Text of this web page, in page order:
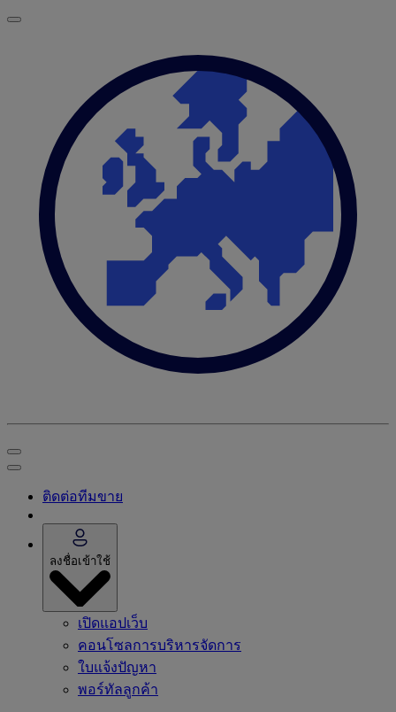
ติดต่อทีมขาย
ลงชื่อเข้าใช้
เปิดแอปเว็บ
คอนโซลการบริหารจัดการ
ใบแจ้งปัญหา
พอร์ทัลลูกค้า